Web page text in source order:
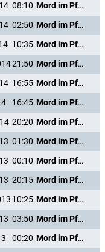
08:10
Mord im Pfarrhaus
02:50
Mord im Pfarrhaus
10:35
Mord im Pfarrhaus
21:50
Mord im Pfarrhaus
16:55
Mord im Pfarrhaus
16:45
Mord im Pfarrhaus
20:20
Mord im Pfarrhaus
01:30
Mord im Pfarrhaus
00:10
Mord im Pfarrhaus
20:15
Mord im Pfarrhaus
10:25
Mord im Pfarrhaus
03:50
Mord im Pfarrhaus
00:20
Mord im Pfarrhaus